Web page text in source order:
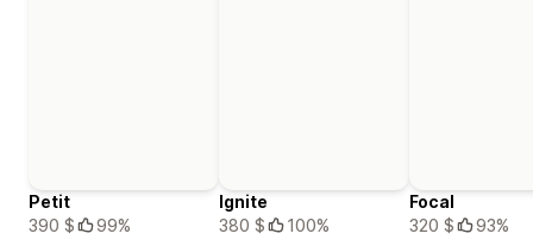
Petit
390 $
99%
Ignite
380 $
100%
Focal
320 $
93%